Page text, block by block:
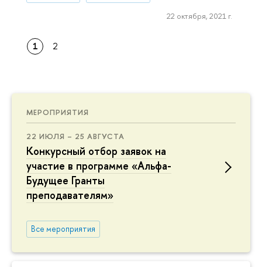
МЕРОПРИЯТИЯ
22 ИЮЛЯ – 25 АВГУСТА
Конкурсный отбор заявок на
участие в программе «Альфа-
Будущее Гранты
преподавателям»
Все мероприятия
22 октября, 2021 г.
1 2